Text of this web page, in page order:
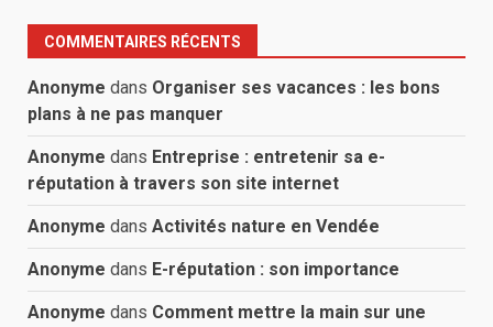
COMMENTAIRES RÉCENTS
Anonyme dans Organiser ses vacances : les bons
plans à ne pas manquer
Anonyme dans Entreprise : entretenir sa e-
réputation à travers son site internet
Anonyme dans Activités nature en Vendée
Anonyme dans E-réputation : son importance
Anonyme dans Comment mettre la main sur une